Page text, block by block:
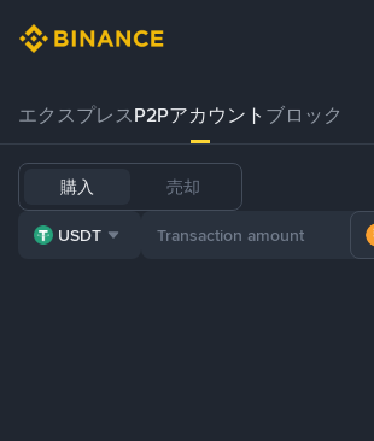
エクスプレスP2Pアカウント ブロック
購入 売却
USDT